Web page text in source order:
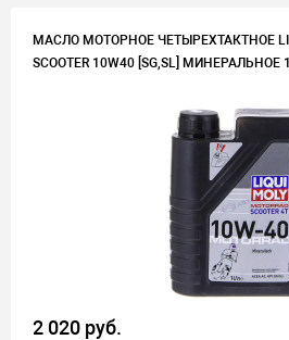
МАСЛО МОТОРНОЕ ЧЕТЫРЕХТАКТНОЕ
SCOOTER 10W40 [SG,SL] МИНЕРАЛЬНОЕ
2 020 руб.